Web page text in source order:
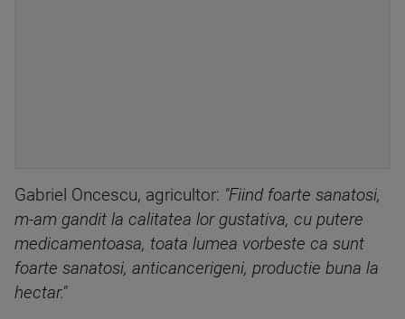
Gabriel Oncescu, agricultor: "Fiind foarte sanatosi,
m-am gandit la calitatea lor gustativa, cu putere
medicamentoasa, toata lumea vorbeste ca sunt
foarte sanatosi, anticancerigeni, productie buna la
hectar."